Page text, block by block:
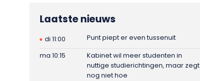
Laatste nieuws
di 11:00
Punt piept er even tussenuit
ma 10:15
Kabinet wil meer studenten in
nuttige studierichtingen, maar zegt
nog niet hoe